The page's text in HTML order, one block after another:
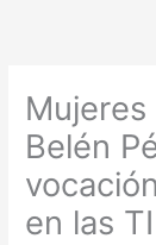
Mujeres
Belén
en las TI